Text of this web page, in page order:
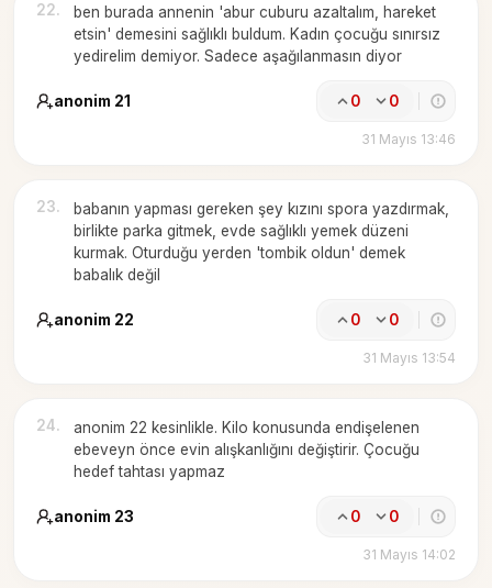
22.
ben burada annenin 'abur cuburu azaltalım, hareket
etsin' demesini sağlıklı buldum. Kadın çocuğu sınırsız
yedirelim demiyor. Sadece aşağılanmasın diyor
anonim 21 0 0
31 Mayıs 13:46
23.
babanın yapması gereken şey kızını spora yazdırmak,
birlikte parka gitmek, evde sağlıklı yemek düzeni
kurmak. Oturduğu yerden 'tombik oldun' demek
babalık değil
anonim 22 0 0
31 Mayıs 13:54
24.
anonim 22 kesinlikle. Kilo konusunda endişelenen
ebeveyn önce evin alışkanlığını değiştirir. Çocuğu
hedef tahtası yapmaz
anonim 23 0 0
31 Mayıs 14:02